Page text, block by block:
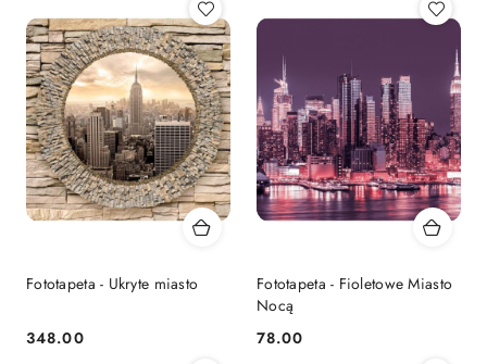
Fototapeta - Ukryte miasto
Cena:
348.00
Fototapeta - Fioletowe Miasto
Nocą
Cena:
78.00